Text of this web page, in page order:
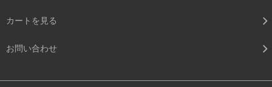
カートを見る
お問い合わせ